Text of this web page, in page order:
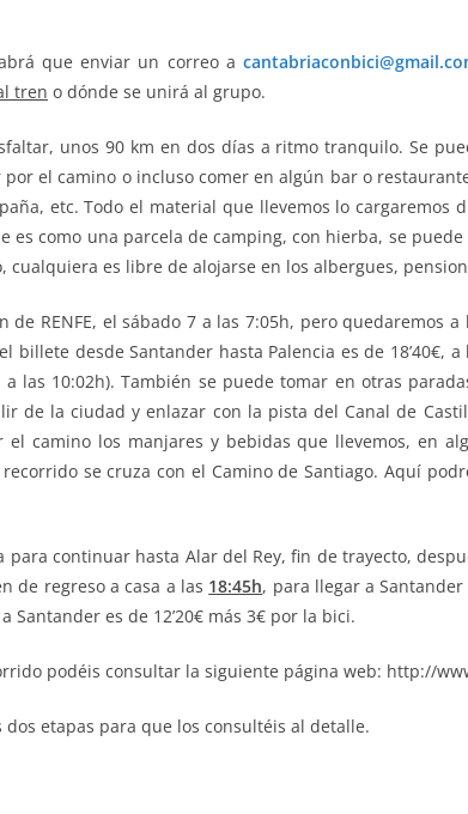
que enviar un correo a
tren o dónde se unirá al grupo.
unos 90 km en dos días a ritmo tranquilo. Se
el camino o incluso comer en algún bar o
etc. Todo el material que llevemos lo
es como una parcela de camping, con hierba, se
cualquiera es libre de alojarse en los albergues,
de RENFE, el sábado 7 a las 7:05h, pero quedaremos
billete desde Santander hasta Palencia es de
las 10:02h). También se puede tomar en otras
de la ciudad y enlazar con la pista del Canal de
el camino los manjares y bebidas que llevemos, en
se cruza con el Camino de Santiago. Aquí
para continuar hasta Alar del Rey, fin de trayecto,
de regreso a casa a las 18:45h, para llegar a
Santander es de 12’20€ más 3€ por la bici.
podéis consultar la siguiente página web: http://
etapas para que los consultéis al detalle.